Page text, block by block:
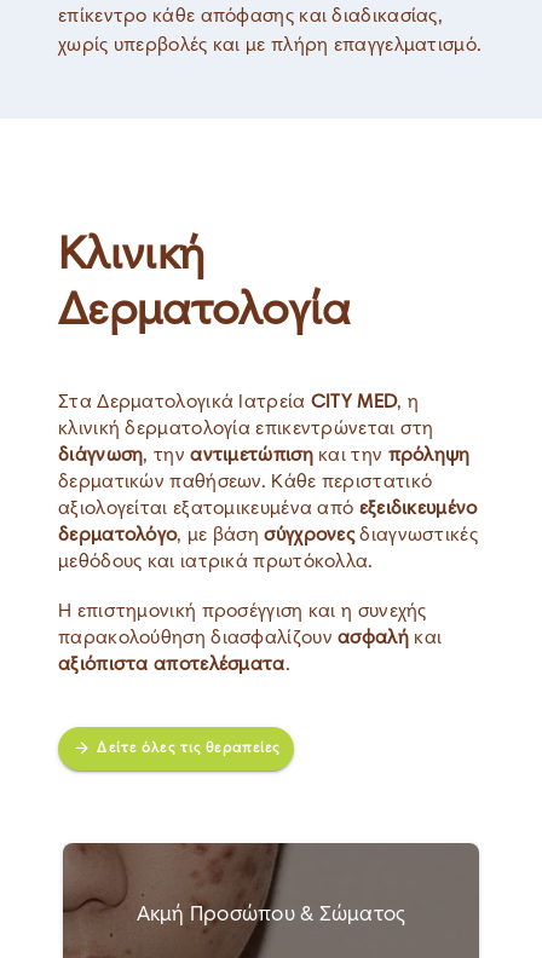
επίκεντρο κάθε απόφασης και διαδικασίας,
χωρίς υπερβολές και με πλήρη επαγγελματισμό.
Ακμή Προσώπου & Σώματος
Κλινική
Δερματολογία
Στα Δερματολογικά Ιατρεία CITY MED, η
κλινική δερματολογία επικεντρώνεται στη
διάγνωση, τηναντιμετώπιση και την πρόληψη
δερματικών παθήσεων. Κάθε περιστατικό
αξιολογείται εξατομικευμένα από εξειδικευμένο
δερματολόγο, με βάσησύγχρονεςδιαγνωστικές
μεθόδους και ιατρικά πρωτόκολλα.
Η επιστημονική προσέγγιση και η συνεχής
παρακολούθηση διασφαλίζουνασφαλή και
αξιόπιστα αποτελέσματα.
Δείτε όλες τις θεραπείες